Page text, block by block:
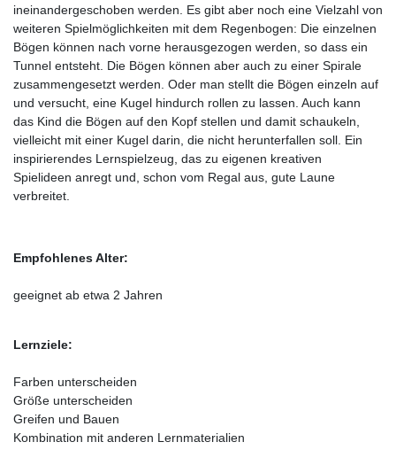
ineinandergeschoben werden. Es gibt aber noch eine Vielzahl von
weiteren Spielmöglichkeiten mit dem Regenbogen: Die einzelnen
Bögen können nach vorne herausgezogen werden, so dass ein
Tunnel entsteht. Die Bögen können aber auch zu einer Spirale
zusammengesetzt werden. Oder man stellt die Bögen einzeln auf
und versucht, eine Kugel hindurch rollen zu lassen. Auch kann
das Kind die Bögen auf den Kopf stellen und damit schaukeln,
vielleicht mit einer Kugel darin, die nicht herunterfallen soll. Ein
inspirierendes Lernspielzeug, das zu eigenen kreativen
Spielideen anregt und, schon vom Regal aus, gute Laune
verbreitet.
Empfohlenes Alter:
geeignet ab etwa 2 Jahren
Lernziele:
Farben unterscheiden
Größe unterscheiden
Greifen und Bauen
Kombination mit anderen Lernmaterialien